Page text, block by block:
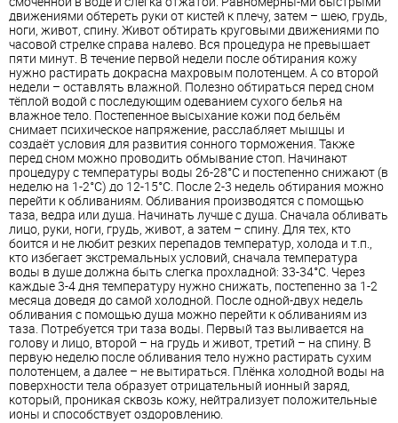
движениями обтереть руки от кистей к плечу, затем – шею, грудь,
ноги, живот, спину. Живот обтирать круговыми движениями по
часовой стрелке справа налево. Вся процедура не превышает
пяти минут. В течение первой недели после обтирания кожу
нужно растирать докрасна махровым полотенцем. А со второй
недели – оставлять влажной. Полезно обтираться перед сном
тёплой водой с последующим одеванием сухого белья на
влажное тело. Постепенное высыхание кожи под бельём
снимает психическое напряжение, расслабляет мышцы и
создаёт условия для развития сонного торможения. Также
перед сном можно проводить обмывание стоп. Начинают
процедуру с температуры воды 26-28°С и постепенно снижают (в
неделю на 1-2°С) до 12-15°С. После 2-3 недель обтирания можно
перейти к обливаниям. Обливания производятся с помощью
таза, ведра или душа. Начинать лучше с душа. Сначала обливать
лицо, руки, ноги, грудь, живот, а затем – спину. Для тех, кто
боится и не любит резких перепадов температур, холода и т.п.,
кто избегает экстремальных условий, сначала температура
воды в душе должна быть слегка прохладной: 33-34°С. Через
каждые 3-4 дня температуру нужно снижать, постепенно за 1-2
месяца доведя до самой холодной. После одной-двух недель
обливания с помощью душа можно перейти к обливаниям из
таза. Потребуется три таза воды. Первый таз выливается на
голову и лицо, второй – на грудь и живот, третий – на спину. В
первую неделю после обливания тело нужно растирать сухим
полотенцем, а далее – не вытираться. Плёнка холодной воды на
поверхности тела образует отрицательный ионный заряд,
который, проникая сквозь кожу, нейтрализует положительные
ионы и способствует оздоровлению.